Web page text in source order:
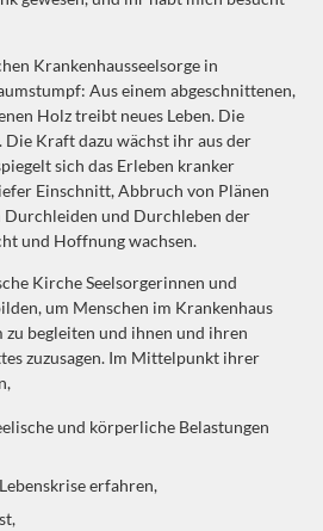
Krankenhausseelsorge in
Aus einem abgeschnittenen,
Holz treibt neues Leben. Die
Die Kraft dazu wächst ihr aus der
sich das Erleben kranker
Einschnitt, Abbruch von Plänen
Durchleiden und Durchleben der
und Hoffnung wachsen.
Kirche Seelsorgerinnen und
um Menschen im Krankenhaus
begleiten und ihnen und ihren
zuzusagen. Im Mittelpunkt ihrer
und körperliche Belastungen
erfahren,